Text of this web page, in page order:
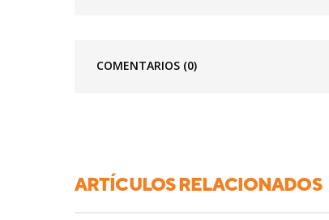
COMENTARIOS (0)
ARTÍCULOS RELACIONADOS